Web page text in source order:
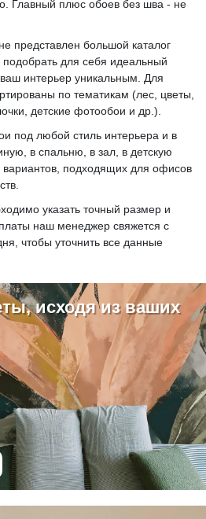
Главный плюс обоев без шва - не
представлен большой каталог
для себя идеальный
интерьер уникальным. Для
по тематикам (лес, цветы,
детские фотообои и др.).
под любой стиль интерьера и в
в спальню, в зал, в детскую
вариантов, подходящих для офисов
указать точный размер и
наш менеджер свяжется с
чтобы уточнить все данные
исходя из ваших